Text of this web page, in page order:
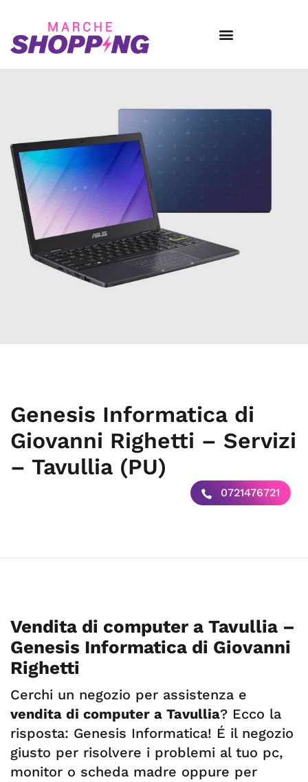
Genesis Informatica di
Giovanni Righetti – Servizi
– Tavullia (PU)
0721476721
Vendita di computer a Tavullia –
Genesis Informatica di Giovanni
Righetti
Cerchi un negozio per assistenza e
vendita di computer a Tavullia? Ecco la
risposta: Genesis Informatica! É il negozio
giusto per risolvere i problemi al tuo pc,
monitor o scheda madre oppure per